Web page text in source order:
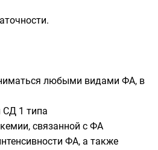
любыми видами ФА, в
СД 1 типа
связанной с ФА
ФА, а также